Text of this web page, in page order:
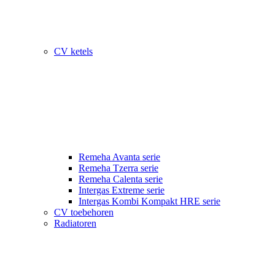
CV ketels
Remeha Avanta serie
Remeha Tzerra serie
Remeha Calenta serie
Intergas Extreme serie
Intergas Kombi Kompakt HRE serie
CV toebehoren
Radiatoren